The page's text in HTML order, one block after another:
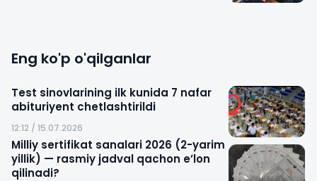
Eng ko'p o'qilganlar
Test sinovlarining ilk kunida 7 nafar
abituriyent chetlashtirildi
12:12 / 15.07.2026
Milliy sertifikat sanalari 2026 (2-yarim
yillik) — rasmiy jadval qachon e’lon
qilinadi?